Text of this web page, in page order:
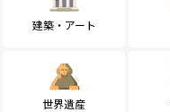
建築・アート
世界遺産